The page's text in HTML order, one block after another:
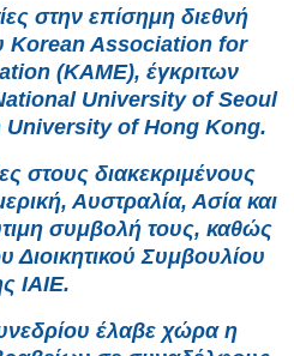
στην επίσημη διεθνή
Korean Association for
(KAME), έγκριτων
University of Seoul
University of Hong Kong.
στους διακεκριμένους
Αυστραλία, Ασία και
συμβολή τους, καθώς
Διοικητικού Συμβουλίου
IAIE.
έλαβε χώρα η